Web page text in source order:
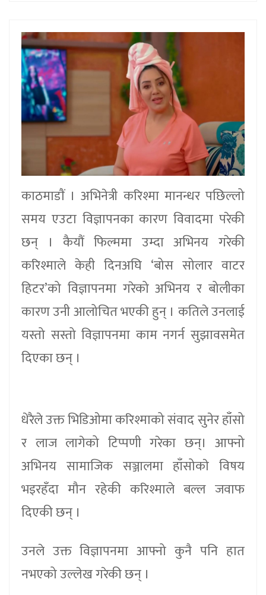
काठमाडाैं । अभिनेत्री करिश्मा मानन्धर पछिल्लो
समय एउटा विज्ञापनका कारण विवादमा परेकी
छन् । कैयौं फिल्ममा उम्दा अभिनय गरेकी
करिश्माले केही दिनअघि ‘बोस सोलार वाटर
हिटर’को विज्ञापनमा गरेको अभिनय र बोलीका
कारण उनी आलोचित भएकी हुन् । कतिले उनलाई
यस्तो सस्तो विज्ञापनमा काम नगर्न सुझावसमेत
दिएका छन् ।
धेरैले उक्त भिडिओमा करिश्माको संवाद सुनेर हाँसो
र लाज लागेको टिप्पणी गरेका छन्। आफ्नो
अभिनय सामाजिक सञ्जालमा हाँसोकाे विषय
भइरहँदा मौन रहेकी करिश्माले बल्ल जवाफ
दिएकी छन् ।
उनले उक्त विज्ञापनमा आफ्नो कुनै पनि हात
नभएको उल्लेख गरेकी छन् ।